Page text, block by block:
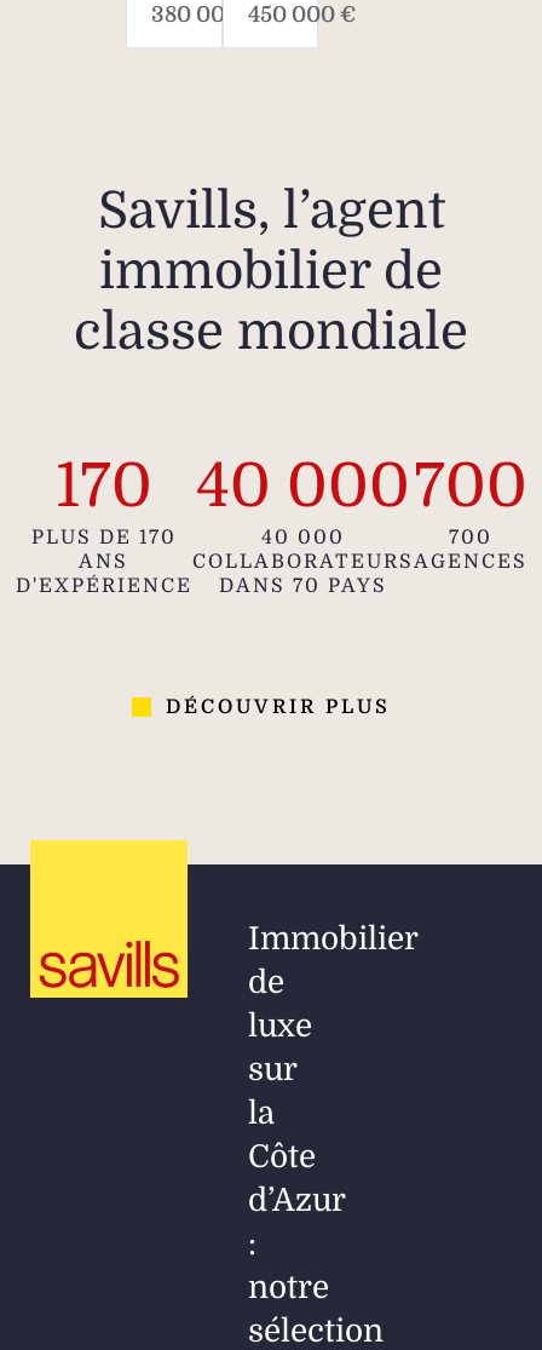
380 000 €450 000 €
Savills, l’agent
immobilier de
classe mondiale
170
PLUS DE 170
ANS
D'EXPÉRIENCE
40 000
40 000
COLLABORATEURS
DANS 70 PAYS
700
700
AGENCES
DÉCOUVRIR PLUS
Immobilier
de
luxe
sur
la
Côte
d’Azur
:
notre
sélection